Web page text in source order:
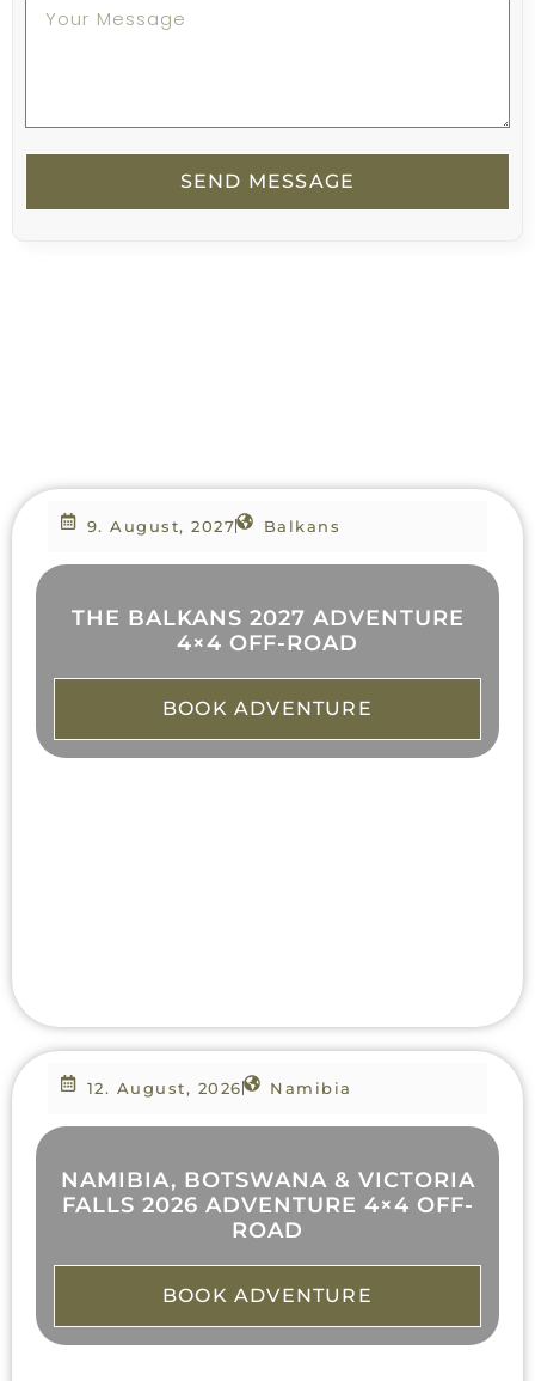
SEND MESSAGE
9. August, 2027 Balkans
THE BALKANS 2027 ADVENTURE
4×4 OFF-ROAD
BOOK ADVENTURE
12. August, 2026 Namibia
NAMIBIA, BOTSWANA & VICTORIA
FALLS 2026 ADVENTURE 4×4 OFF-
ROAD
BOOK ADVENTURE